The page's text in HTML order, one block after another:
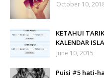
October 10,
KETAHUI
KALENDAR
June 10, 2015
Puisi #5 hati-